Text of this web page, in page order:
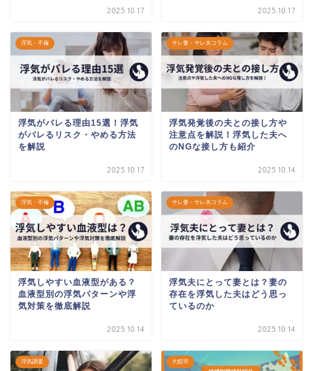
2025.10.17 2025.10.17
浮気・不倫
浮気がバレる理由15選！浮気
がバレるリスク・やめる方法
を解説
2025.10.17
サレ妻・サレ夫コラム
浮気発覚後の夫との接し方や
注意点を解説！浮気した夫へ
のNGな接し方も紹介
2025.10.14
浮気・不倫
浮気しやすい血液型がある？
血液型別の浮気パターンや浮
気対策を徹底解説
2025.10.14
サレ妻・サレ夫コラム
浮気夫にとって妻とは？妻の
存在を浮気した夫はどう思っ
ているのか
2025.10.14
浮気調査 大館市